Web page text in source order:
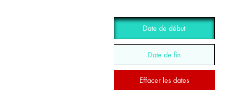
Date de début
Date de fin
Effacer les dates